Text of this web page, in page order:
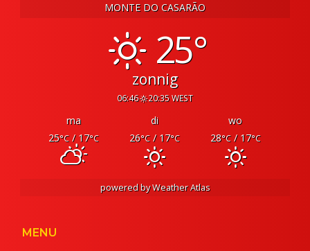
MONTE DO CASARÃO
25°
zonnig
06:46 20:35 WEST
ma di
wo
25°C/ 17°C 26°C/ 17°C 28°C/ 17°C
powered byWeather Atlas
MENU